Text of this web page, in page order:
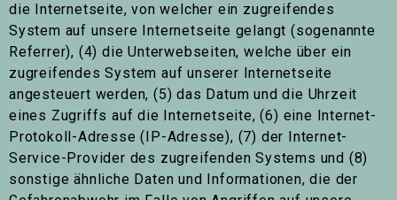
die Internetseite, von welcher ein zugreifendes
System auf unsere Internetseite gelangt (sogenannte
Referrer), (4) die Unterwebseiten, welche über ein
zugreifendes System auf unserer Internetseite
angesteuert werden, (5) das Datum und die Uhrzeit
eines Zugriffs auf die Internetseite, (6) eine Internet-
Protokoll-Adresse (IP-Adresse), (7) der Internet-
Service-Provider des zugreifenden Systems und (8)
sonstige ähnliche Daten und Informationen, die der